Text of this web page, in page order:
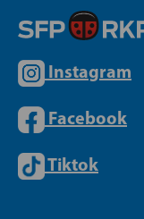
Instagram
Facebook
Tiktok